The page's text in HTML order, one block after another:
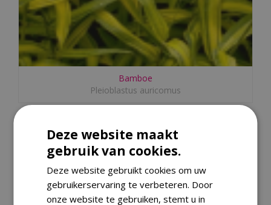
Bamboe
Pleioblastus auricomus
Deze website maakt
gebruik van cookies.
Deze website gebruikt cookies om uw
gebruikerservaring te verbeteren. Door
onze website te gebruiken, stemt u in